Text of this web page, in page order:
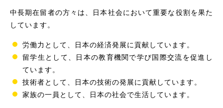
中長期在留者の方々は、日本社会において重要な役割を果た
しています。
労働力として、日本の経済発展に貢献しています。
留学生として、日本の教育機関で学び国際交流を促進し
ています。
技術者として、日本の技術の発展に貢献しています。
家族の一員として、日本の社会で生活しています。